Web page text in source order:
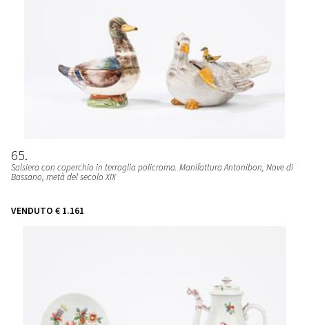
65
Salsiera con coperchio in terraglia policroma. Manifattura Antonibon, Nove di
Bassano, metà del secolo XIX
VENDUTO € 1.161